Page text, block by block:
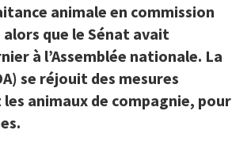
animale en commission
que le Sénat avait
à l’Assemblée nationale. La
se réjouit des mesures
animaux de compagnie, pour